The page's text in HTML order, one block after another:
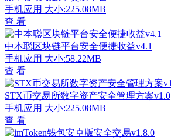
手机应用 大小:225.08MB
查 看
中本聪区块链平台安全便捷收益v4.1
手机应用 大小:58.22MB
查 看
STX币交易所数字资产安全管理方案v1.0
手机应用 大小:225.08MB
查 看